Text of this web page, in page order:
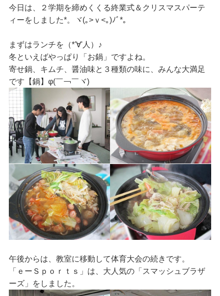
今日は、２学期を締めくくる終業式＆クリスマスパーテ
ィーをしました*。ヾ(｡>ｖ<｡)ﾉﾞ*。
まずはランチを（*'∀'人）♪
冬といえばやっぱり「お鍋」ですよね。
寄せ鍋、キムチ、醤油味と３種類の味に、みんな大満足
です【鍋】φ(￣￢￣ヾ)
午後からは、教室に移動して体育大会の続きです。
「ｅーＳｐｏｒｔｓ」は、大人気の「スマッシュブラザ
ーズ」をしました。